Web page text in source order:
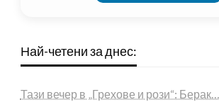
Най-четени за днес:
Тази вечер в „Грехове и рози“: Берак…